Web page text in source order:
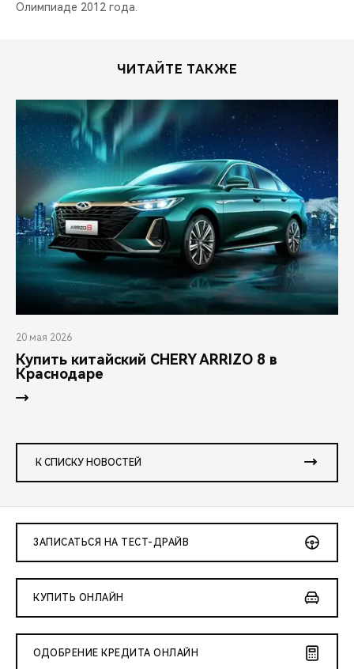
Олимпиаде 2012 года.
ЧИТАЙТЕ ТАКЖЕ
20 мая 2026
Купить китайский CHERY ARRIZO 8 в
Краснодаре
К СПИСКУ НОВОСТЕЙ
ЗАПИСАТЬСЯ НА ТЕСТ-ДРАЙВ
КУПИТЬ ОНЛАЙН
ОДОБРЕНИЕ КРЕДИТА ОНЛАЙН